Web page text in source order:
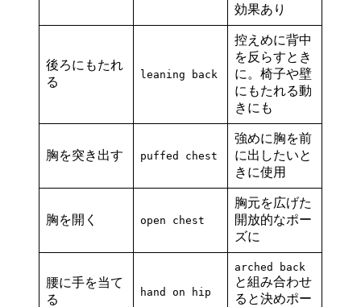
効果あり
後ろにもたれ
る
leaning back
控えめに背中
を反らすとき
に。椅子や壁
にもたれる動
きにも
胸を突き出す puffed chest
強めに胸を前
に出したいと
きに使用
胸を開く open chest
胸元を広げた
開放的なポー
ズに
腰に手を当て
る
hand on hip
arched back
と組み合わせ
ると決めポー